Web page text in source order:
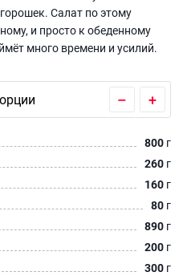
Салат по этому
и просто к обеденному
много времени и усилий.
– +
800 г
260 г
160 г
80 г
890 г
200 г
300 г